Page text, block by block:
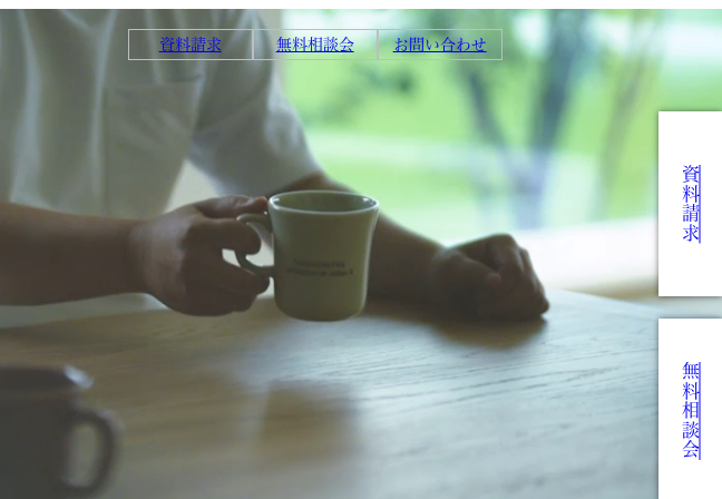
資料請求 無料相談会 お問い合わせ
資料請求
無料相談会